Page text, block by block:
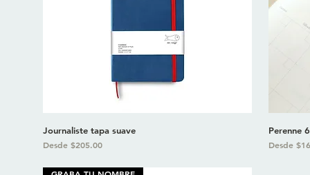
Journaliste tapa suave
Desde $205.00
Precio de oferta
Perenne 6
Desde
Precio de